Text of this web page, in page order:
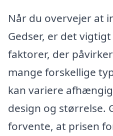
Når du overvejer at
Gedser, er det
faktorer, der
mange forskellige
kan variere
design og størrelse.
forvente, at prisen